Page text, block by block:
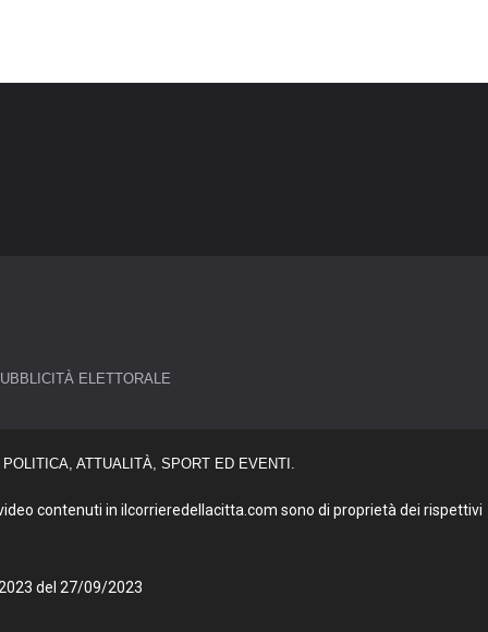
ELETTORALE
ATTUALITÀ, SPORT ED EVENTI.
contenuti in ilcorrieredellacitta.com sono di proprietà dei rispettivi
del 27/09/2023